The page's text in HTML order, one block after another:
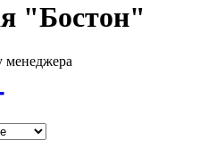
"Бостон"
менеджера